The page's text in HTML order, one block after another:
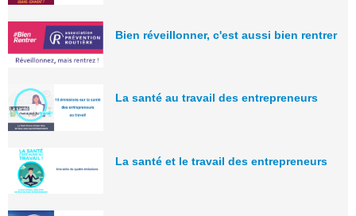
Bien réveillonner, c'est aussi bien rentrer
La santé au travail des entrepreneurs
La santé et le travail des entrepreneurs